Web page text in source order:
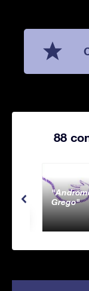
88
Grego